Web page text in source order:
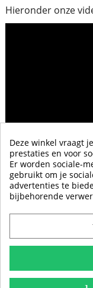
Hieronder onze
Deze winkel vraagt
prestaties en voor
Er worden sociale-
gebruikt om je
advertenties te
bijbehorende